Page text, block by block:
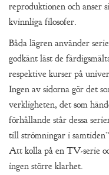
reproduktionen och anser
kvinnliga filosofer.
Båda lägren använder
godkänt läst de
respektive kurser på
Ingen av sidorna gör det
verkligheten, det som
förhållande står dessa
till strömningar i
Att kolla på en TV-serie
ingen större klarhet.